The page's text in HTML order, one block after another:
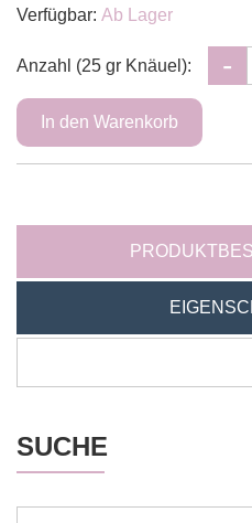
Verfügbar: Ab Lager
Anzahl (25 gr Knäuel):
SUCHE